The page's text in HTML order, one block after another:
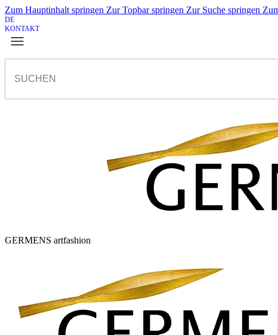
Zum Hauptinhalt springen Zur Topbar springen Zur Suche springen
DE
KONTAKT
GERMENS artfashion